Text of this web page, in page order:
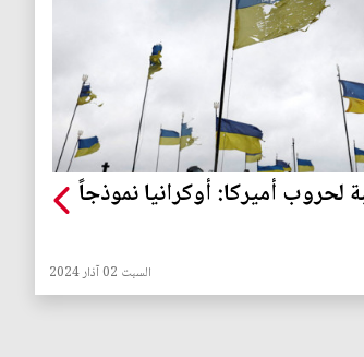
لحروب أميركا: أوكرانيا نموذجاً
السبت 02 آذار 2024